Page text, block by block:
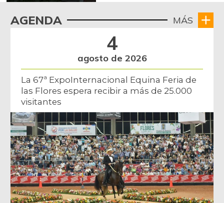
AGENDA MÁS
4
agosto de 2026
La 67ª ExpoInternacional Equina Feria de
las Flores espera recibir a más de 25.000
visitantes